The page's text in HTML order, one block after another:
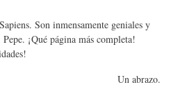
Son inmensamente geniales y
¡Qué página más completa!
Un abrazo.